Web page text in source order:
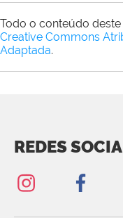
Todo o conteúdo
Creative Commons
Adaptada.
REDES